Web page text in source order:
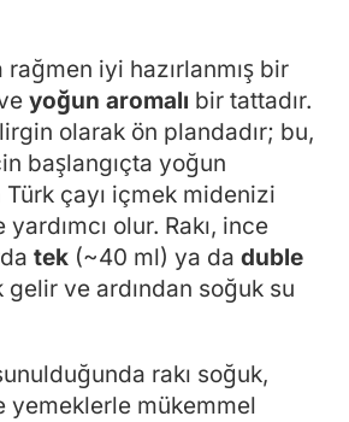
rağmen iyi hazırlanmış bir
yoğun aromalı bir tattadır.
olarak ön plandadır; bu,
başlangıçta yoğun
çayı içmek midenizi
olur. Rakı, ince
tek (~40 ml) ya da duble
ve ardından soğuk su
rakı soğuk,
yemeklerle mükemmel